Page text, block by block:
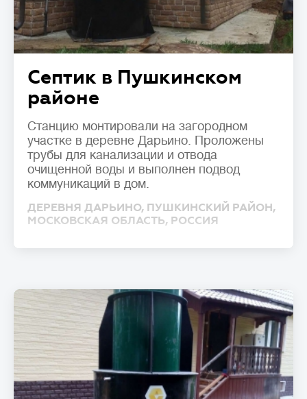
Септик в Пушкинском
районе
Станцию монтировали на загородном
участке в деревне Дарьино. Проложены
трубы для канализации и отвода
очищенной воды и выполнен подвод
коммуникаций в дом.
ДЕРЕВНЯ ДАРЬИНО, ПУШКИНСКИЙ РАЙОН,
МОСКОВСКАЯ ОБЛАСТЬ, РОССИЯ